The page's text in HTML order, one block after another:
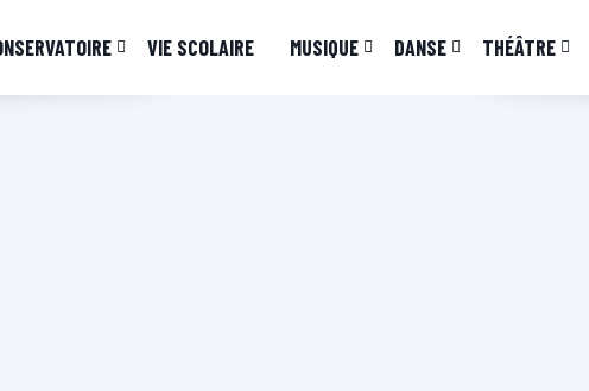
VIE SCOLAIRE MUSIQUE DANSE THÉÂTRE